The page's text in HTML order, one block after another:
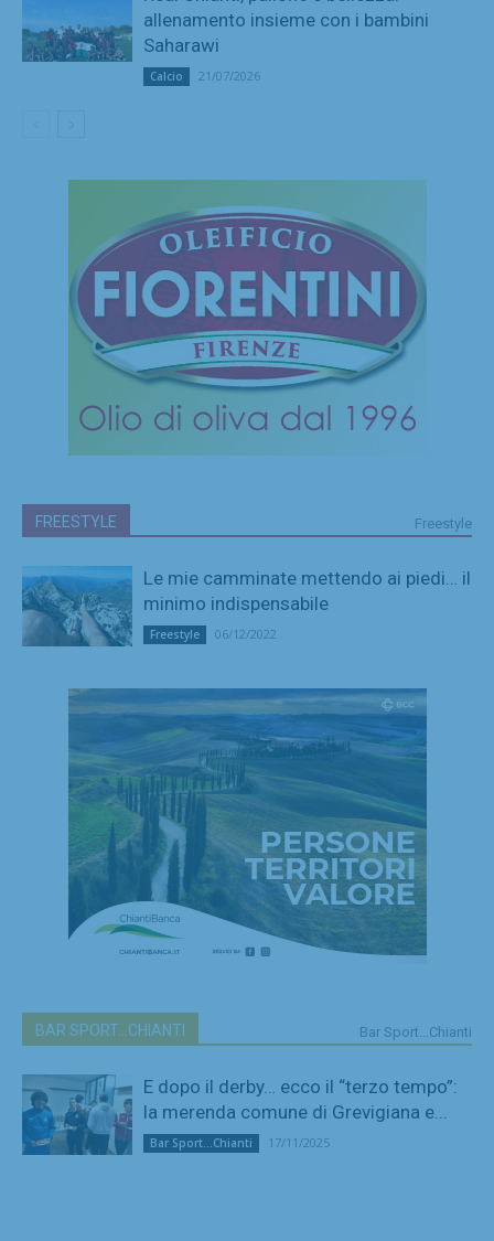
allenamento insieme con i bambini
Saharawi
Calcio 21/07/2026
FREESTYLE Freestyle
Le mie camminate mettendo ai piedi… il
minimo indispensabile
Freestyle 06/12/2022
BAR SPORT...CHIANTI Bar Sport...Chianti
E dopo il derby… ecco il “terzo tempo”:
la merenda comune di Grevigiana e...
Bar Sport...Chianti 17/11/2025